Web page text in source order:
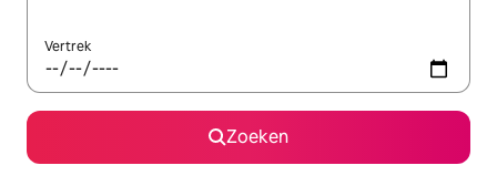
Vertrek
Zoeken